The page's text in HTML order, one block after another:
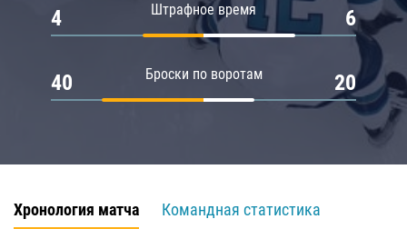
Штрафное время
4 6
Броски по воротам
40 20
Хронология матча
Командная статистика